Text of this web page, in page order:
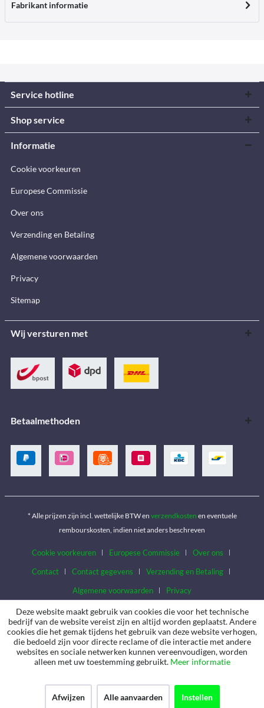
Fabrikant informatie
Service hotline
Shop service
Informatie
Cookie voorkeuren
Europese Commissie
Over ons
Verzending en Betaling
Algemene voorwaarden
Privacy
Sitemap
Wij versturen met
Betaalmethoden
* Alle prijzen zijn incl. wettelijke BTW en verzendkosten en eventuele
rembourskosten, indien niet anders beschreven
Cookie voorkeuren Europese Commissie
Over ons
Contact
Contact gegevens
Verzending en Betaling
Algemene voorwaarden
Privacy
Deze website maakt gebruik van cookies die voor het technische
bedrijf van de website vereist zijn en altijd worden geplaatst. Andere
cookies die het gemak tijdens het gebruik van deze website verhogen,
die bedoeld zijn voor directe reclame of die interactie met andere
websites en sociale netwerken kunnen vereenvoudigen, worden
alleen met uw toestemming gebruikt. Meer informatie
Afwijzen Alle aanvaarden Instellen